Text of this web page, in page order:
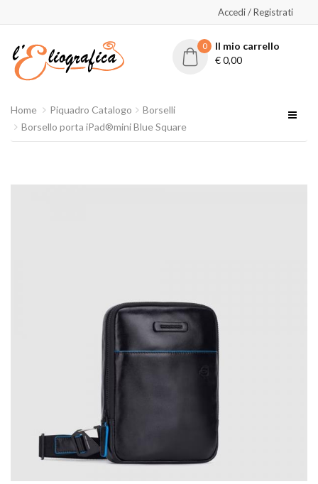
Accedi / Registrati
0
Il mio carrello
€0,00
Home Piquadro Catalogo
Borselli
Borsello porta iPad®mini Blue Square